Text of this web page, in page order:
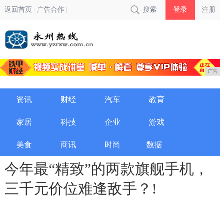
返回首页 广告合作 搜索 登录 注册
广告
资讯 财经 汽车 教育
家居 科技 企业 游戏
美食 商讯 时尚 数据
今年最“精致”的两款旗舰手机，
三千元价位难逢敌手？!